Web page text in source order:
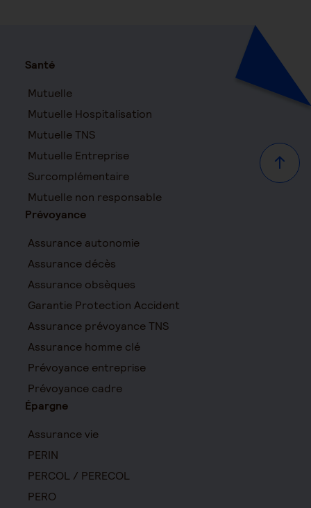
Haut
Santé
Mutuelle
Mutuelle Hospitalisation
Mutuelle TNS
Mutuelle Entreprise
Surcomplémentaire
Mutuelle non responsable
Prévoyance
Assurance autonomie
Assurance décès
Assurance obsèques
Garantie Protection Accident
Assurance prévoyance TNS
Assurance homme clé
Prévoyance entreprise
Prévoyance cadre
Épargne
Assurance vie
PERIN
PERCOL / PERECOL
PERO